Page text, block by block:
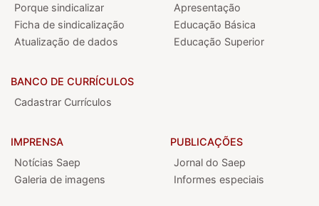
Porque sindicalizar
Ficha de sindicalização
Atualização de dados
BANCO DE CURRÍCULOS
Cadastrar Currículos
Apresentação
Educação Básica
Educação Superior
IMPRENSA
Notícias Saep
Galeria de imagens
PUBLICAÇÕES
Jornal do Saep
Informes especiais